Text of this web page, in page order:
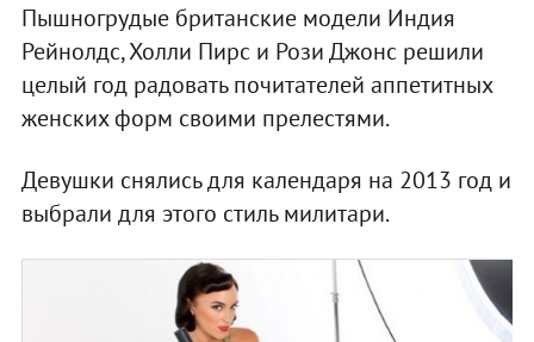
Пышногрудые британские модели Индия
Рейнолдс, Холли Пирс и Рози Джонс решили
целый год радовать почитателей аппетитных
женских форм своими прелестями.
Девушки снялись для календаря на 2013 год и
выбрали для этого стиль милитари.